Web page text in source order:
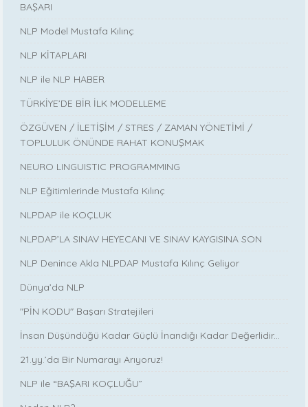
BAŞARI
NLP Model Mustafa Kılınç
NLP KİTAPLARI
NLP ile NLP HABER
TÜRKİYE’DE BİR İLK MODELLEME
ÖZGÜVEN / İLETİŞİM / STRES / ZAMAN YÖNETİMİ /
TOPLULUK ÖNÜNDE RAHAT KONUŞMAK
NEURO LINGUISTIC PROGRAMMING
NLP Eğitimlerinde Mustafa Kılınç
NLPDAP ile KOÇLUK
NLPDAP’LA SINAV HEYECANI VE SINAV KAYGISINA SON
NLP Denince Akla NLPDAP Mustafa Kılınç Geliyor
Dünya’da NLP
"PİN KODU" Başarı Stratejileri
İnsan Düşündüğü Kadar Güçlü İnandığı Kadar Değerlidir...
21.yy.’da Bir Numarayı Arıyoruz!
NLP ile “BAŞARI KOÇLUĞU”